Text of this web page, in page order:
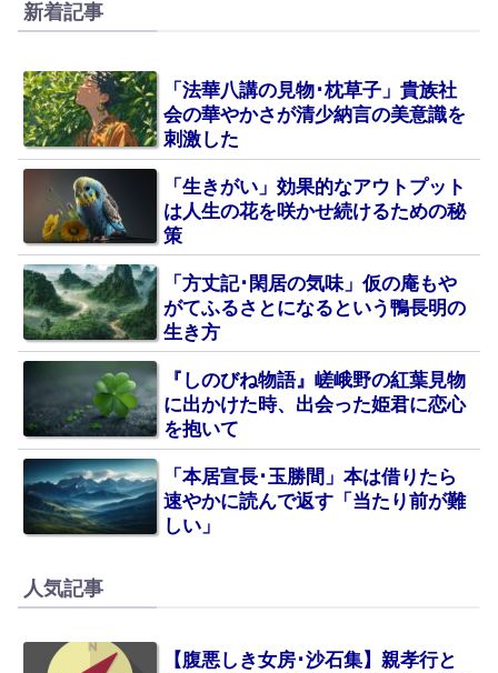
新着記事
「法華八講の見物･枕草子」貴族社
会の華やかさが清少納言の美意識を
刺激した
「生きがい」効果的なアウトプット
は人生の花を咲かせ続けるための秘
策
「方丈記･閑居の気味」仮の庵もや
がてふるさとになるという鴨長明の
生き方
『しのびね物語』嵯峨野の紅葉見物
に出かけた時、出会った姫君に恋心
を抱いて
「本居宣長･玉勝間」本は借りたら
速やかに読んで返す「当たり前が難
しい」
人気記事
【腹悪しき女房･沙石集】親孝行と